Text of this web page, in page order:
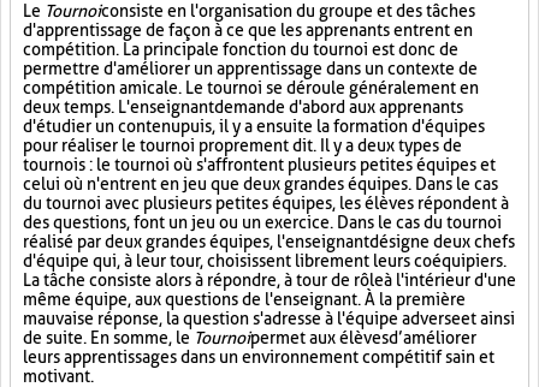
Le Tournoiconsiste en l'organisation du groupe et des tâches
d'apprentissage de façon à ce que les apprenants entrent en
compétition. La principale fonction du tournoi est donc de
permettre d'améliorer un apprentissage dans un contexte de
compétition amicale. Le tournoi se déroule généralement en
deux temps. L'enseignant demande d'abord aux apprenants
d'étudier un contenu puis, il y a ensuite la formation d'équipes
pour réaliser le tournoi proprement dit. Il y a deux types de
tournois : le tournoi où s'affrontent plusieurs petites équipes et
celui où n'entrent en jeu que deux grandes équipes. Dans le cas
du tournoi avec plusieurs petites équipes, les élèves répondent à
des questions, font un jeu ou un exercice. Dans le cas du tournoi
réalisé par deux grandes équipes, l'enseignant désigne deux chefs
d'équipe qui, à leur tour, choisissent librement leurs coéquipiers.
La tâche consiste alors à répondre, à tour de rôle à l'intérieur d'une
même équipe, aux questions de l'enseignant. À la première
mauvaise réponse, la question s'adresse à l'équipe adverse et ainsi
de suite. En somme, le Tournoipermet aux élèves d’améliorer
leurs apprentissages dans un environnement compétitif sain et
motivant.